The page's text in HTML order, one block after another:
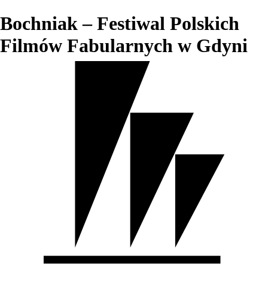
Bochniak – Festiwal Polskich
Filmów Fabularnych w Gdyni